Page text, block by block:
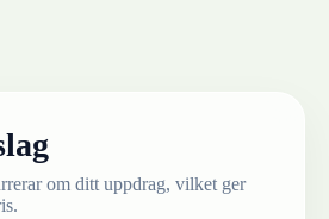
om ditt uppdrag, vilket ger